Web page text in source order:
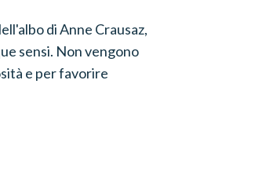
di Anne Crausaz,
sensi. Non vengono
e per favorire